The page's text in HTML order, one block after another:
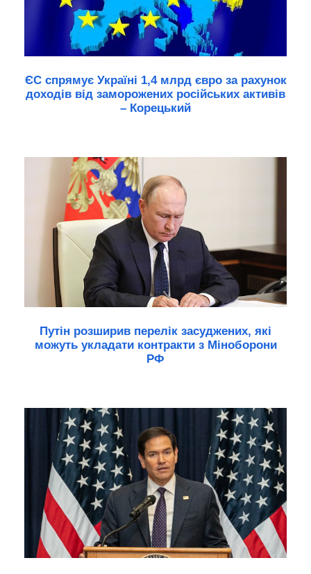
ЄС спрямує Україні 1,4 млрд євро за рахунок
доходів від заморожених російських активів
– Корецький
Путін розширив перелік засуджених, які
можуть укладати контракти з Міноборони
РФ